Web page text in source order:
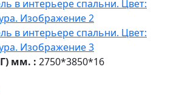
мм. : 2750*3850*16